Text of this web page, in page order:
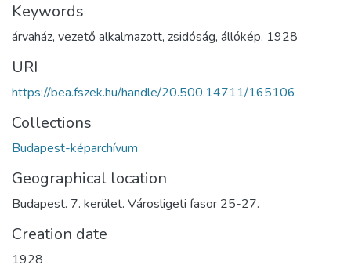
Keywords
árvaház, vezető alkalmazott, zsidóság, állókép, 1928
URI
https://bea.fszek.hu/handle/20.500.14711/165106
Collections
Budapest-képarchívum
Geographical location
Budapest. 7. kerület. Városligeti fasor 25-27.
Creation date
1928